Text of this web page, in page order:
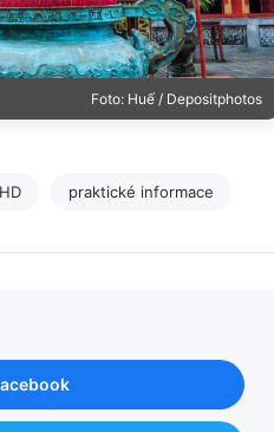
Foto: Huế / Depositphotos
praktické informace